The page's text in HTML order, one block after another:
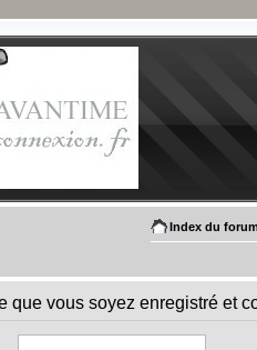
Index du
que vous soyez enregistré et